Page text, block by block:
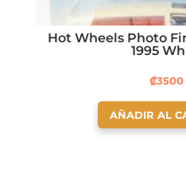
Hot Wheels Photo
1995
₡3500
AÑADIR AL